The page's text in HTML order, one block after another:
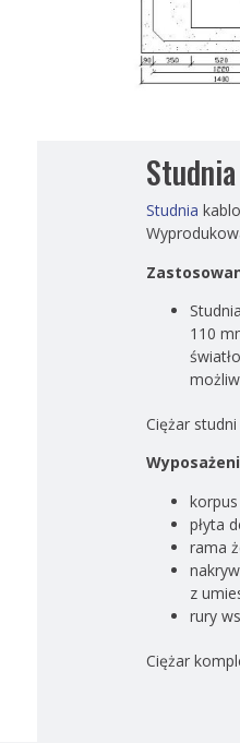
Studnia
110
Ciężar
płyta
rama
z
rury
Ciężar